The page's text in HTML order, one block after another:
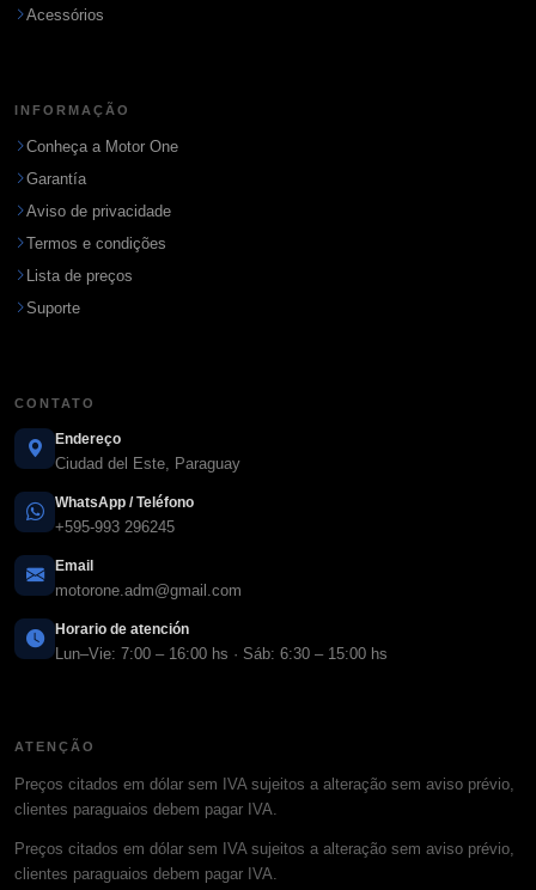
Acessórios
INFORMAÇÃO
Conheça a Motor One
Garantía
Aviso de privacidade
Termos e condições
Lista de preços
Suporte
CONTATO
Endereço
Ciudad del Este, Paraguay
WhatsApp / Teléfono
+595-993 296245
Email
motorone.adm@gmail.com
Horario de atención
Lun–Vie: 7:00 – 16:00 hs · Sáb: 6:30 – 15:00 hs
ATENÇÃO
Preços citados em dólar sem IVA sujeitos a alteração sem aviso prévio,
clientes paraguaios debem pagar IVA.
Preços citados em dólar sem IVA sujeitos a alteração sem aviso prévio,
clientes paraguaios debem pagar IVA.